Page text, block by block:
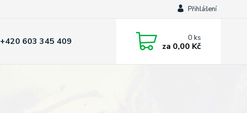
Přihlášení
+420 603 345 409 0ks
za 0,00 Kč